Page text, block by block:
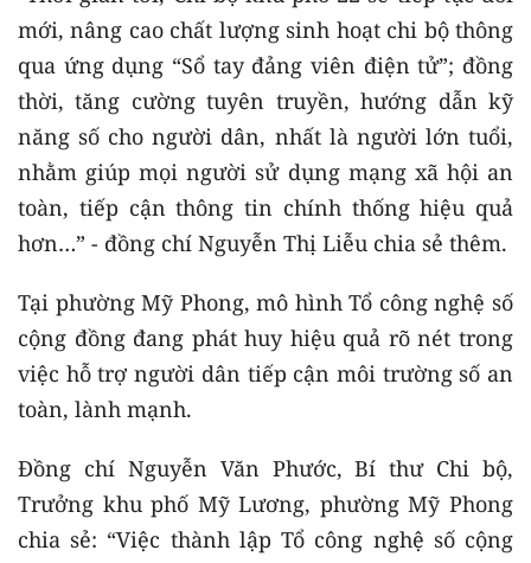
mới, nâng cao chất lượng sinh hoạt chi bộ thông
qua ứng dụng “Sổ tay đảng viên điện tử”; đồng
thời, tăng cường tuyên truyền, hướng dẫn kỹ
năng số cho người dân, nhất là người lớn tuổi,
nhằm giúp mọi người sử dụng mạng xã hội an
toàn, tiếp cận thông tin chính thống hiệu quả
hơn…” - đồng chí Nguyễn Thị Liễu chia sẻ thêm.
Tại phường Mỹ Phong, mô hình Tổ công nghệ số
cộng đồng đang phát huy hiệu quả rõ nét trong
việc hỗ trợ người dân tiếp cận môi trường số an
toàn, lành mạnh.
Đồng chí Nguyễn Văn Phước, Bí thư Chi bộ,
Trưởng khu phố Mỹ Lương, phường Mỹ Phong
chia sẻ: “Việc thành lập Tổ công nghệ số cộng